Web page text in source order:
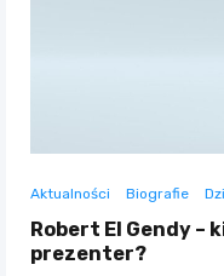
Aktualności Biografie
Robert El Gendy –
prezenter?